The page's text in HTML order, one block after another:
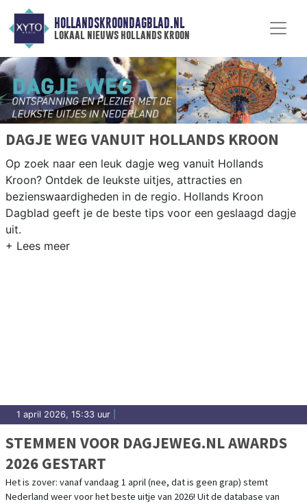
HOLLANDSKROONDAGBLAD.NL
lokaal nieuws hollands kroon
DAGJE WEG VANUIT HOLLANDS KROON
Op zoek naar een leuk dagje weg vanuit Hollands
Kroon? Ontdek de leukste uitjes, attracties en
bezienswaardigheden in de regio. Hollands Kroon
Dagblad geeft je de beste tips voor een geslaagd dagje
uit.
1 april 2026, 15:33 uur
STEMMEN VOOR DAGJEWEG.NL AWARDS
2026 GESTART
Het is zover: vanaf vandaag 1 april (nee, dat is geen grap) stemt
Nederland weer voor het beste uitje van 2026! Uit de database van